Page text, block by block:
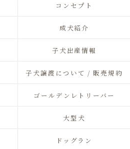
コンセプト
成犬紹介
子犬出産情報
子犬譲渡について / 販売規約
ゴールデンレトリーバー
大型犬
ドッグラン